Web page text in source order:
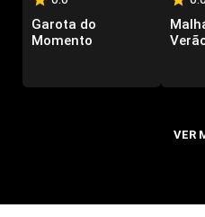
Garota do
Momento
VER